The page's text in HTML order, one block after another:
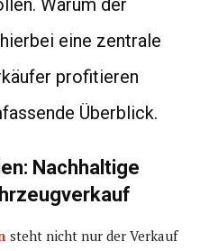
Warum der
eine zentrale
profitieren
Überblick.
Nachhaltige
steht nicht nur der Verkauf